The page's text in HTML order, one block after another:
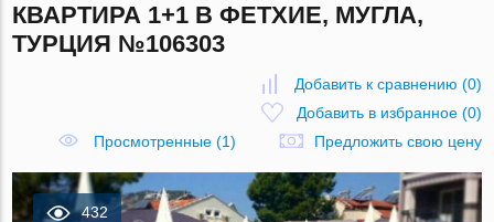
КВАРТИРА 1+1 В ФЕТХИЕ, МУГЛА,
ТУРЦИЯ №106303
Добавить к сравнению (0)
Добавить в избранное(0)
Просмотренные (1)
Предложить свою цену
432